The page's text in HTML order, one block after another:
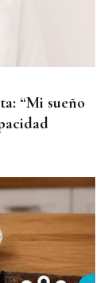
“Mi sueño